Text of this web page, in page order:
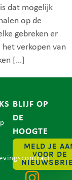
dat mogelijk
op de
gebreken er
verkopen van
[…]
BLIJF OP
DE
HOOGTE
MELD JE
VOOR DE